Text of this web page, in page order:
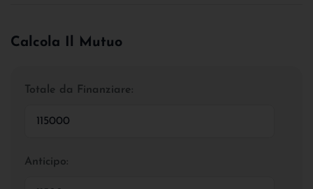
Calcola Il Mutuo
Totale da Finanziare:
Anticipo: